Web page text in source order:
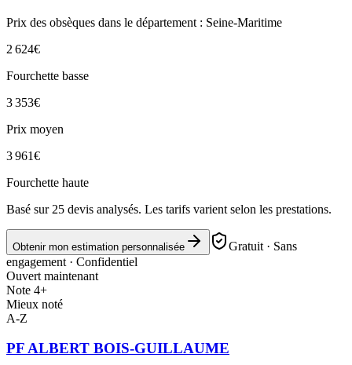
Prix des obsèques dans le département : Seine-Maritime
2 624€
Fourchette basse
3 353€
Prix moyen
3 961€
Fourchette haute
Basé sur 25 devis analysés. Les tarifs varient selon les prestations.
Obtenir mon estimation personnalisée
Gratuit · Sans
engagement · Confidentiel
Ouvert maintenant
Note 4+
Mieux noté
A-Z
PF ALBERT BOIS-GUILLAUME